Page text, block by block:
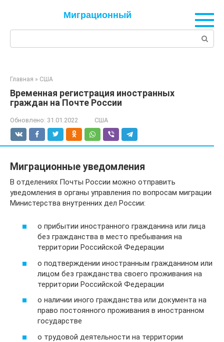
Миграционный
Главная » США
Временная регистрация иностранных
граждан на Почте России
Обновлено: 31.01.2022 США
Миграционные уведомления
В отделениях Почты России можно отправить
уведомления в органы управления по вопросам миграции
Министерства внутренних дел России:
о прибытии иностранного гражданина или лица
без гражданства в место пребывания на
территории Российской Федерации
о подтверждении иностранным гражданином или
лицом без гражданства своего проживания на
территории Российской Федерации
о наличии иного гражданства или документа на
право постоянного проживания в иностранном
государстве
о трудовой деятельности на территории